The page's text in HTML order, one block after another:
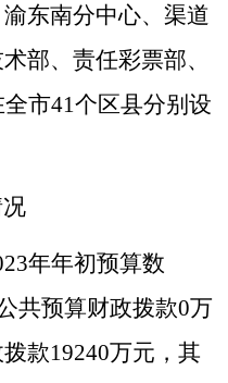
东南分中心、渠道
部、责任彩票部、
市41个区县分别设
年年初预算数
共预算财政拨款0万
款19240万元，其